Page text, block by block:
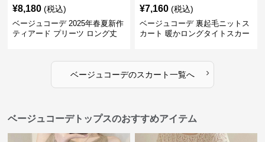
¥8,180 (税込)
ベージュコーデ 2025年春夏新作
ティアード プリーツ ロング丈
¥7,160 (税込)
ベージュコーデ 裏起毛ニットス
カート 暖かロングタイトスカー
ベージュコーデのスカート一覧へ ›
ベージュコーデトップスのおすすめアイテム